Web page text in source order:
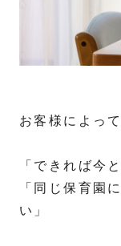
お客様によっ
「できれば今
「同じ保育園
い」